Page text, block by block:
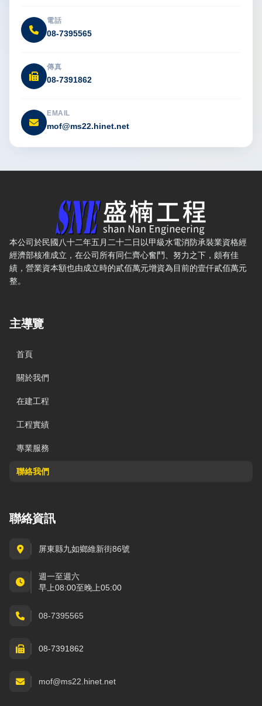
電話
08-7395565
傳真
08-7391862
EMAIL
mof@ms22.hinet.net
盛楠水電工程有限公司 — 網站概要、主導覽與聯絡方式
本公司於民國八十二年五月二十二日以甲級水電消防承裝業資格經
經濟部核准成立，在公司所有同仁齊心奮鬥、努力之下，頗有佳
績，營業資本額也由成立時的貳佰萬元增資為目前的壹仟貳佰萬元
整。
主導覽
首頁
關於我們
在建工程
工程實績
專業服務
聯絡我們
聯絡資訊
屏東縣九如鄉維新街86號
週一至週六
早上08:00至晚上05:00
08-7395565
08-7391862
mof@ms22.hinet.net